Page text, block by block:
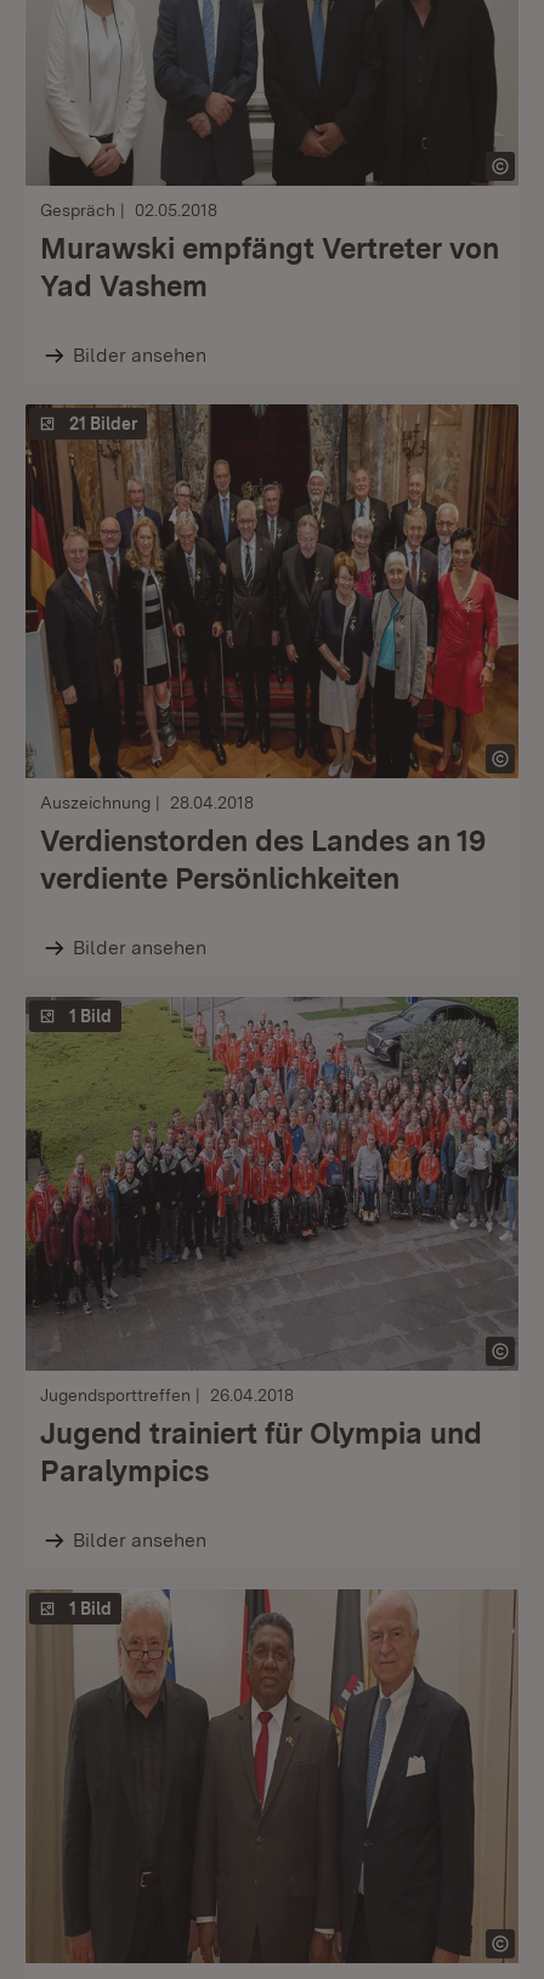
Gespräch 02.05.2018
Murawski empfängt Vertreter von
Yad Vashem
Bilder ansehen
21 Bilder
Auszeichnung 28.04.2018
Verdienstorden des Landes an 19
verdiente Persönlichkeiten
Bilder ansehen
1 Bild
Jugendsporttreffen 26.04.2018
Jugend trainiert für Olympia und
Paralympics
Bilder ansehen
1 Bild